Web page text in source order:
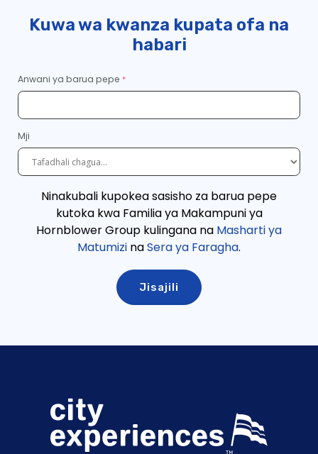
Kuwa wa kwanza kupata ofa na
habari
Anwani ya barua pepe
Mji
Ninakubali kupokea sasisho za barua pepe
kutoka kwa Familia ya Makampuni ya
Hornblower Group kulingana na Masharti ya
Matumizi naSera ya Faragha.